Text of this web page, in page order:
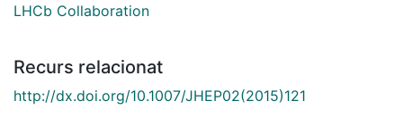
LHCb Collaboration
Recurs relacionat
http://dx.doi.org/10.1007/JHEP02(2015)121